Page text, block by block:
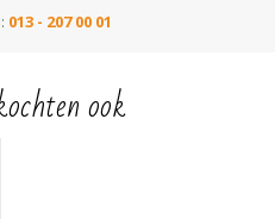
013 - 207 00 01
ook